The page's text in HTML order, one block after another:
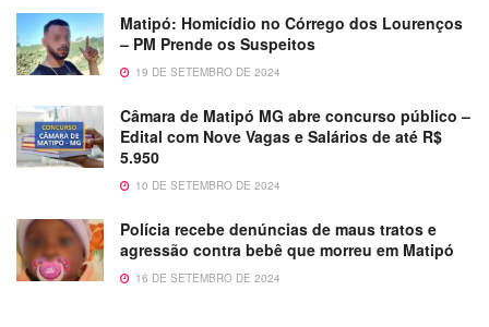
Matipó: Homicídio no Córrego dos Lourenços
– PM Prende os Suspeitos
19 DE SETEMBRO DE 2024
Câmara de Matipó MG abre concurso público –
Edital com Nove Vagas e Salários de até R$
5.950
10 DE SETEMBRO DE 2024
Polícia recebe denúncias de maus tratos e
agressão contra bebê que morreu em Matipó
16 DE SETEMBRO DE 2024